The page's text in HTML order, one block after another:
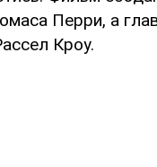
Перри, а
Кроу.